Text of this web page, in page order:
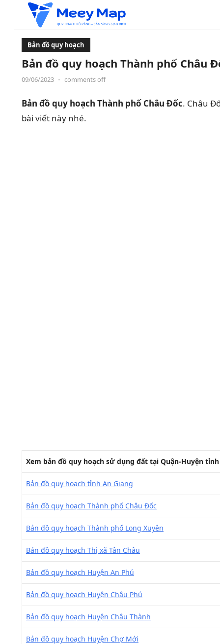
Bản đồ quy hoạch
Bản đồ quy hoạch Thành phố Châu
09/06/2023 • comments off
Bản đồ quy hoạch Thành phố Châu Đốc. Châu
bài viết này nhé.
Xem bản đồ quy hoạch sử dụng đất tại Quận-Huyện tỉnh
Bản đồ quy hoạch tỉnh An Giang
Bản đồ quy hoạch Thành phố Châu Đốc
Bản đồ quy hoạch Thành phố Long Xuyên
Bản đồ quy hoạch Thị xã Tân Châu
Bản đồ quy hoạch Huyện An Phú
Bản đồ quy hoạch Huyện Châu Phú
Bản đồ quy hoạch Huyện Châu Thành
Bản đồ quy hoạch Huyện Chợ Mới